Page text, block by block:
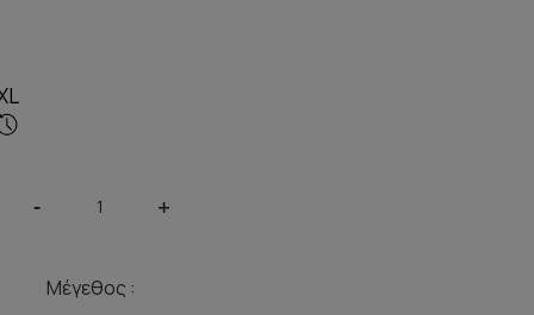
- +
Μέγεθος :